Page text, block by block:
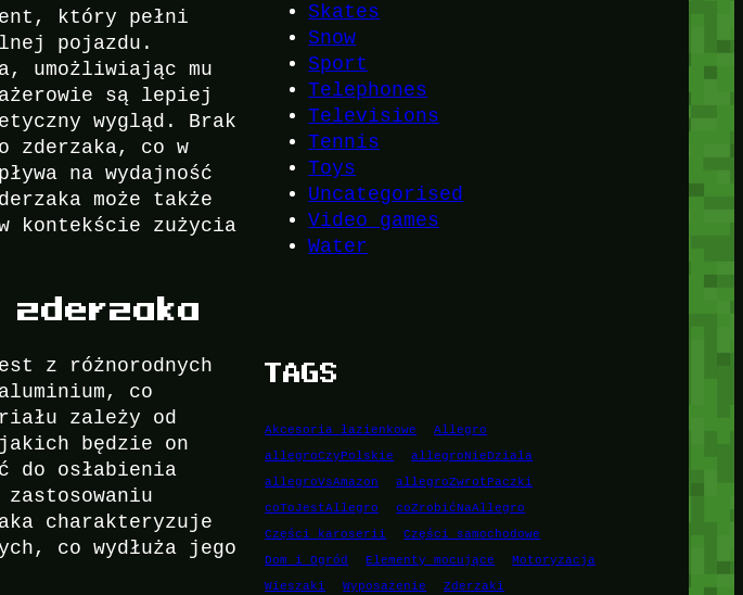
który pełni
pojazdu.
umożliwiając mu
są lepiej
wygląd. Brak
zderzaka, co w
na wydajność
może także
w kontekście zużycia
zderzaka
z różnorodnych
co
zależy od
będzie on
do osłabienia
charakteryzuje
co wydłuża jego
Skates
Snow
Sport
Telephones
Televisions
Tennis
Toys
Uncategorised
Video games
Water
TAGS
Akcesoria łazienkowe
Allegro
allegroCzyPolskie
allegroNieDziala
allegroVsAmazon
allegroZwrotPaczki
coToJestAllegro
coZrobićNaAllegro
Części karoserii
Części samochodowe
Dom i Ogród
Elementy mocujące
Motoryzacja
Wieszaki
Wyposażenie Zderzaki